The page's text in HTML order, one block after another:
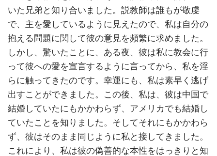
いた兄弟と知り合いました。説教師は誰もが敬虔
で、主を愛しているように見えたので、私は自分の
抱える問題に関して彼の意見を頻繁に求めました。
しかし、驚いたことに、ある夜、彼は私に教会に行
って彼への愛を宣言するように言ってから、私を淫
らに触ってきたのです。幸運にも、私は素早く逃げ
出すことができました。この後、私は、彼は中国で
結婚していたにもかかわらず、アメリカでも結婚し
ていたことを知りました。そしてそれにもかかわら
ず、彼はそのまま同じように私と接してきました。
これにより、私は彼の偽善的な本性をはっきりと知